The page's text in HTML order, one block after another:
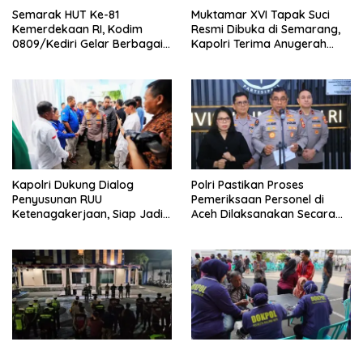
Semarak HUT Ke-81
Kemerdekaan RI, Kodim
0809/Kediri Gelar Berbagai
Muktamar XVI Tapak Suci
Resmi Dibuka di Semarang,
Kapolri Terima Anugerah
Kapolri Dukung Dialog
Penyusunan RUU
Ketenagakerjaan, Siap Jadi
Polri Pastikan Proses
Pemeriksaan Personel di
Aceh Dilaksanakan Secara